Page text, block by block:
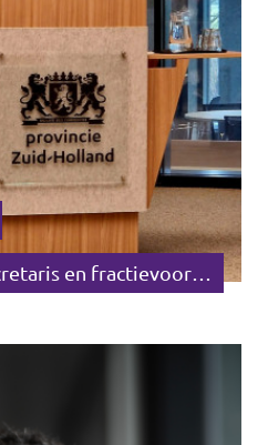
37 jaar, Bestuurssecretaris en fractievoorzitter Zuid-holland